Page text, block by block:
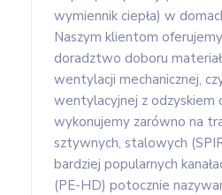
wymiennik ciepła) w
Naszym klientom
doradztwo doboru
wentylacji mechanicznej,
wentylacyjnej z odzyskiem
wykonujemy zarówno na
sztywnych, stalowych
bardziej popularnych
(PE-HD) potocznie